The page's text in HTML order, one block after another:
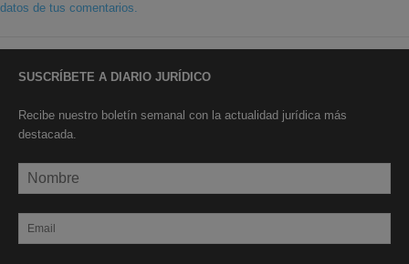
datos de tus comentarios.
SUSCRÍBETE A DIARIO JURÍDICO
Recibe nuestro boletín semanal con la actualidad jurídica más
destacada.